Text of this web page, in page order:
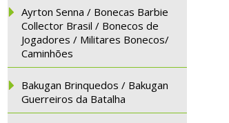
Ayrton Senna / Bonecas Barbie
Collector Brasil / Bonecos de
Jogadores / Militares Bonecos/
Caminhões
Bakugan Brinquedos / Bakugan
Guerreiros da Batalha